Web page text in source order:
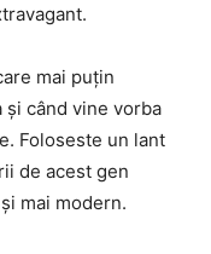
mai puțin
și când vine vorba
Foloseste un lant
de acest gen
mai modern.